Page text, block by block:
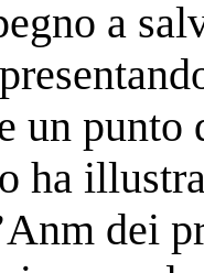
a
un
ha
dei